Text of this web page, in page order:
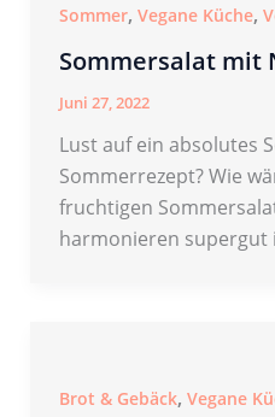
Sommer, Vegane Küche,
Sommersalat mit
Juni 27, 2022
Lust auf ein absolutes
Sommerrezept? Wie
fruchtigen
harmonieren supergut
Brot & Gebäck, Vegane